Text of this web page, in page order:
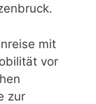
mit
vor
zur